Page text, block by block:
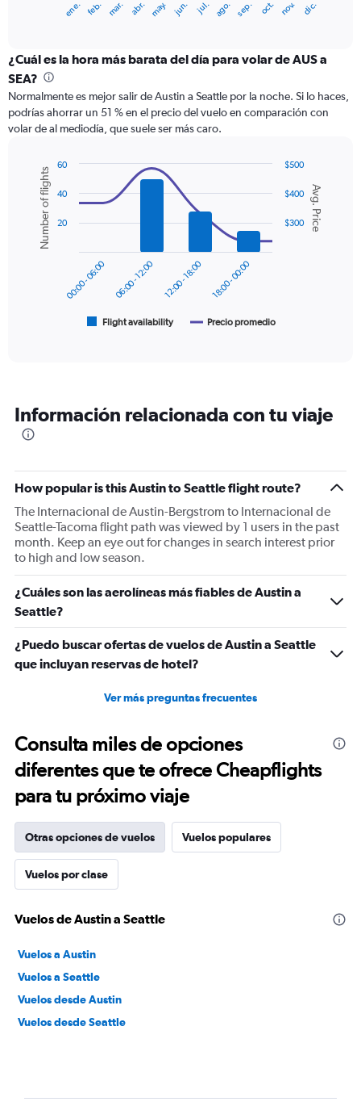
categories.
Range:
categories.
The
chart
axis
displaying
values.
Range:
ene. feb. mar. abr. may. jun. jul. ago. sep. oct. nov. dic.
¿Cuál es la hora más barata del día para volar de AUS a
SEA?
Normalmente es mejor salir de Austin a Seattle por la noche. Si lo haces,
podrías ahorrar un 51 % en el precio del vuelo en comparación con
volar de al mediodía, que suele ser más caro.
Combination
chart
with
data
series.
6
categories.
The
has
2
Y
axes
displaying
Avg.
Price
Number
of
flights.
Chart
graphic.
Avg. Price
Number of flights
Flight availability Precio promedio
00:00 - 06:00 06:00 - 12:00 12:00 - 18:00 18:00 - 00:00
$300
$400
$500
20
40
60
Información relacionada con tu viaje
How popular is this Austin to Seattle flight route?
The Internacional de Austin-Bergstrom to Internacional de
Seattle-Tacoma flight path was viewed by 1 users in the past
month. Keep an eye out for changes in search interest prior
to high and low season.
¿Cuáles son las aerolíneas más fiables de Austin a
Seattle?
¿Puedo buscar ofertas de vuelos de Austin a Seattle
que incluyan reservas de hotel?
Ver más preguntas frecuentes
Consulta miles de opciones
diferentes que te ofrece Cheapflights
para tu próximo viaje
Otras opciones de vuelos Vuelos populares
Vuelos por clase
Vuelos de Austin a Seattle
Vuelos a Austin
Vuelos a Seattle
Vuelos desde Austin
Vuelos desde Seattle